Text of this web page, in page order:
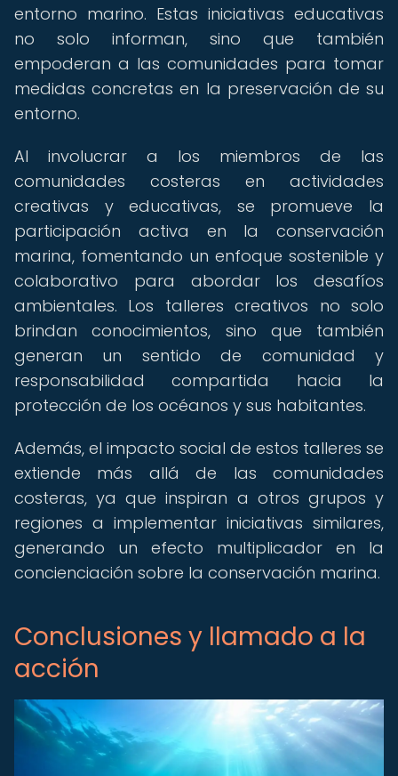
entorno marino. Estas iniciativas educativas
no solo informan, sino que también
empoderan a las comunidades para tomar
medidas concretas en la preservación de su
entorno.
Al involucrar a los miembros de las
comunidades costeras en actividades
creativas y educativas, se promueve la
participación activa en la conservación
marina, fomentando un enfoque sostenible y
colaborativo para abordar los desafíos
ambientales. Los talleres creativos no solo
brindan conocimientos, sino que también
generan un sentido de comunidad y
responsabilidad compartida hacia la
protección de los océanos y sus habitantes.
Además, el impacto social de estos talleres se
extiende más allá de las comunidades
costeras, ya que inspiran a otros grupos y
regiones a implementar iniciativas similares,
generando un efecto multiplicador en la
concienciación sobre la conservación marina.
Conclusiones y llamado a la
acción